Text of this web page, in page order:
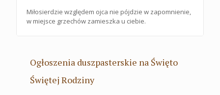
Miłosierdzie względem ojca nie pójdzie w zapomnienie,
w miejsce grzechów zamieszka u ciebie.
Ogłoszenia duszpasterskie na Święto
Świętej Rodziny